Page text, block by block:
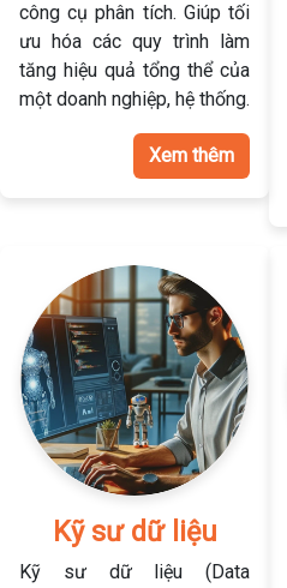
công cụ phân tích. Giúp tối
ưu hóa các quy trình làm
tăng hiệu quả tổng thể của
một doanh nghiệp, hệ thống.
Xem thêm
Kỹ sư dữ liệu
Kỹ sư dữ liệu (Data